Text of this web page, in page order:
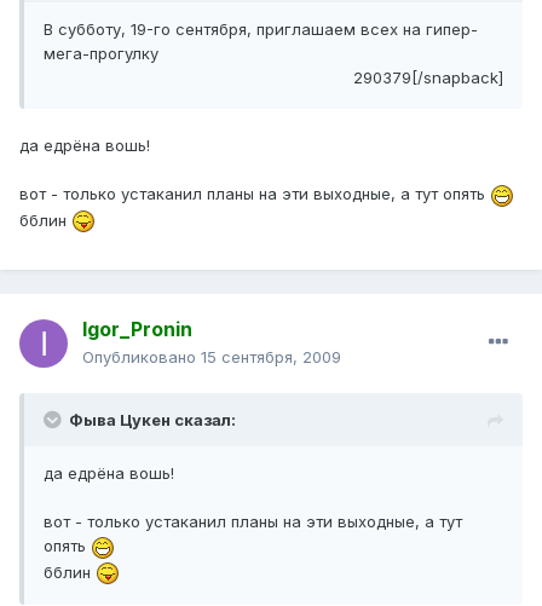
В субботу, 19-го сентября, приглашаем всех на гипер-
мега-прогулку
290379[/snapback]
да едрёна вошь!
вот - только устаканил планы на эти выходные, а тут опять
бблин
Igor_Pronin
Опубликовано 15 сентября, 2009
Фыва Цукен сказал:
да едрёна вошь!
вот - только устаканил планы на эти выходные, а тут
опять
бблин